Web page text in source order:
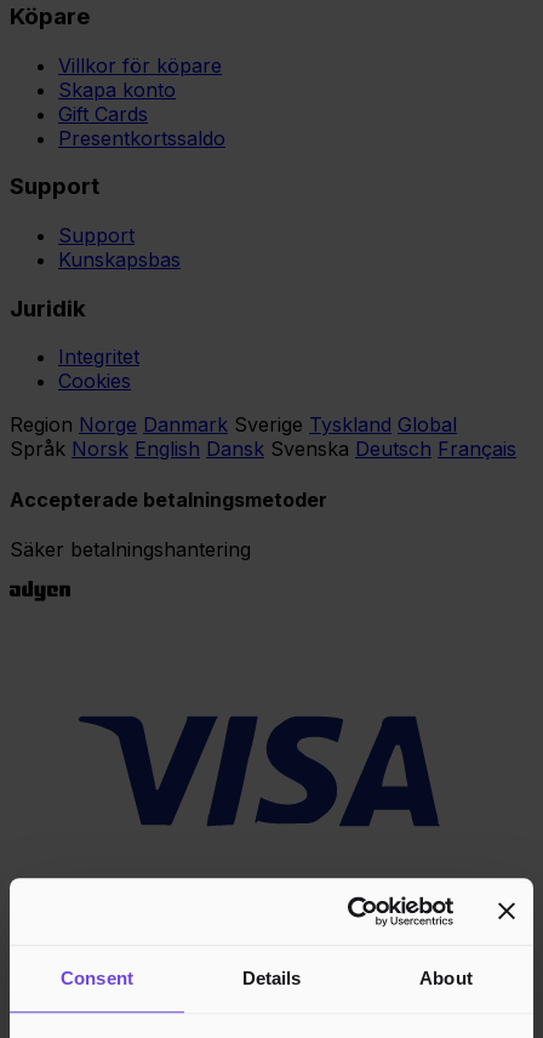
Consent Details About
Köpare
Villkor för köpare
Skapa konto
Gift Cards
Presentkortssaldo
Support
Support
Kunskapsbas
Juridik
Integritet
Cookies
Region Norge Danmark Sverige Tyskland Global
Språk Norsk English Dansk Svenska Deutsch Français
Accepterade betalningsmetoder
Säker betalningshantering